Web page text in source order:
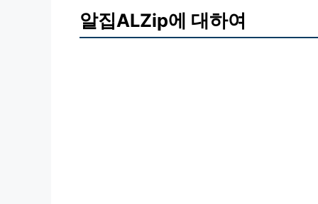
알집ALZip에 대하여